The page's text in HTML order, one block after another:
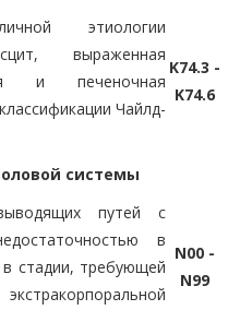
этиологии
выраженная
и печеночная
Чайлд-
K74.3 -
K74.6
системы
путей с
в
стадии, требующей
N00 -
N99